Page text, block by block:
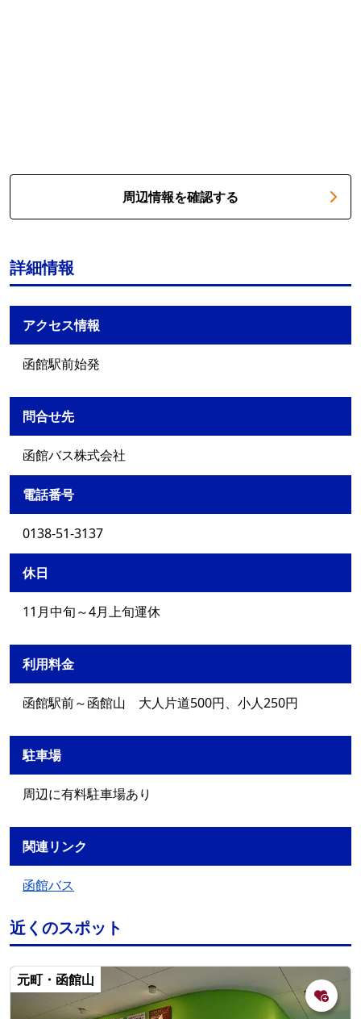
周辺情報を確認する
詳細情報
アクセス情報
函館駅前始発
問合せ先
函館バス株式会社
電話番号
0138-51-3137
休日
11月中旬～4月上旬運休
利用料金
函館駅前～函館山 大人片道500円、小人250円
駐車場
周辺に有料駐車場あり
関連リンク
函館バス
近くのスポット
元町・函館山